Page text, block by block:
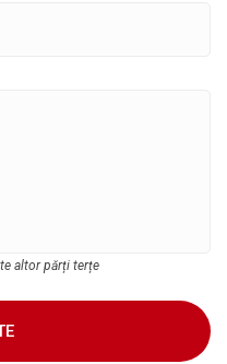
altor părți terțe